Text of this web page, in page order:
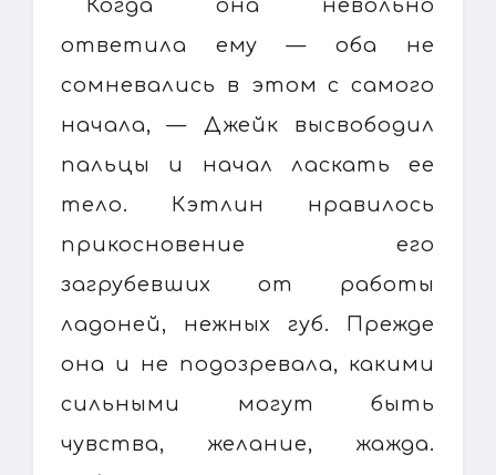
Когда она невольно
ответила ему — оба не
сомневались в этом с самого
начала, — Джейк высвободил
пальцы и начал ласкать ее
тело. Кэтлин нравилось
прикосновение его
загрубевших от работы
ладоней, нежных губ. Прежде
она и не подозревала, какими
сильными могут быть
чувства, желание, жажда.